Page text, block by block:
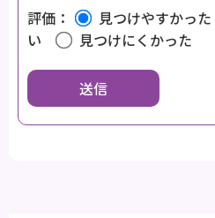
評価：
見つけやすかった
い
見つけにくかった